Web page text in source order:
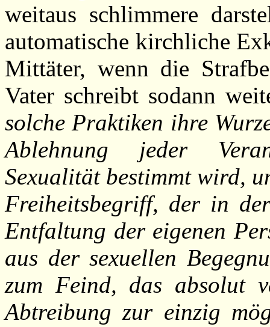
weitaus schlimmere
automatische kirchliche
Mittäter, wenn die
Vater schreibt sodann
solche Praktiken ihre
Ablehnung jeder
Sexualität bestimmt wird,
Freiheitsbegriff, der in
Entfaltung der eigenen
aus der sexuellen
zum Feind, das absolut
Abtreibung zur einzig